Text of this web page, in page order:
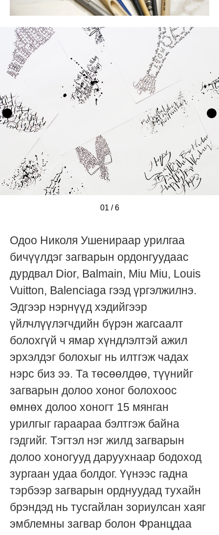
01 / 6
/////
Одоо Николя Ушенираар урилгаа
бичүүлдэг загварын ордонгуудаас
дурдвал Dior, Balmain, Miu Miu, Louis
Vuitton, Balenciaga гээд үргэлжилнэ.
Эдгээр нэрнүүд хэдийгээр
үйлчлүүлэгчдийн бүрэн жагсаалт
болохгүй ч ямар хүндлэлтэй ажил
эрхэлдэг болохыг нь илтгэж чадах
нэрс биз ээ. Та төсөөлдөө, түүнийг
загварын долоо хоног болохоос
өмнөх долоо хоногт 15 мянган
урилгыг гараараа бэлтгэж байна
гэдгийг. Тэгтэл нэг жилд загварын
долоо хоногууд даруухнаар бодоход
зургаан удаа болдог. Үүнээс гадна
тэрбээр загварын орднуудад тухайн
брэндэд нь тусгайлан зориулсан хаяг
эмблемны загвар болон Францдаа